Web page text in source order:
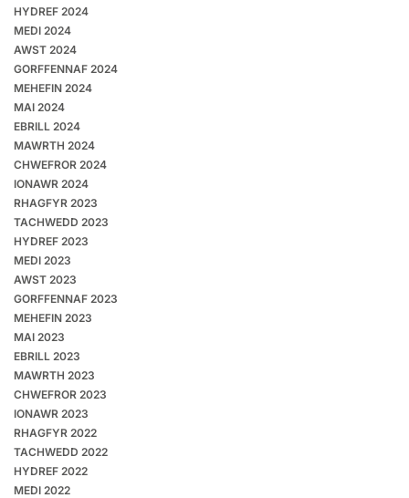
HYDREF 2024
MEDI 2024
AWST 2024
GORFFENNAF 2024
MEHEFIN 2024
MAI 2024
EBRILL 2024
MAWRTH 2024
CHWEFROR 2024
IONAWR 2024
RHAGFYR 2023
TACHWEDD 2023
HYDREF 2023
MEDI 2023
AWST 2023
GORFFENNAF 2023
MEHEFIN 2023
MAI 2023
EBRILL 2023
MAWRTH 2023
CHWEFROR 2023
IONAWR 2023
RHAGFYR 2022
TACHWEDD 2022
HYDREF 2022
MEDI 2022